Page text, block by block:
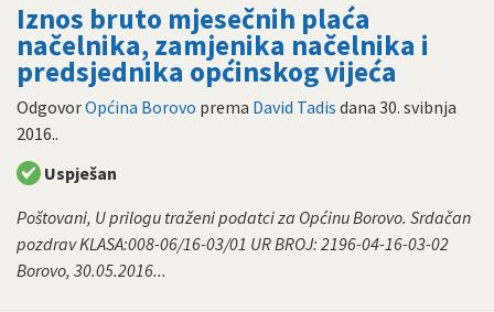
Iznos bruto mjesečnih plaća
načelnika, zamjenika načelnika i
predsjednika općinskog vijeća
OdgovorOpćina Borovo prema David Tadis dana 30. svibnja
2016..
Uspješan
Poštovani, U prilogu traženi podatci za Općinu Borovo. Srdačan
pozdrav KLASA:008-06/16-03/01 UR BROJ: 2196-04-16-03-02
Borovo, 30.05.2016...